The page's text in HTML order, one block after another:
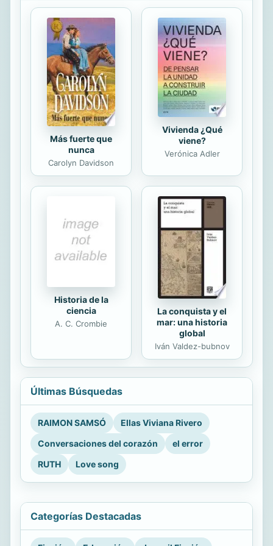
ya ni Alice (separada de él y
embarcada en un proyecto de
enseñanza de pintura a elefantes en
Tailandia) ni Jules (reconvertido en
perro de asistencia para epilépticos)
forman parte de su existencia y,
pese a...
Más fuerte que
nunca
Carolyn Davidson
Vivienda ¿Qué
viene?
Verónica Adler
Historia de la
ciencia
A. C. Crombie
La conquista y el
mar: una historia
global
Iván Valdez-bubnov
Últimas Búsquedas
RAIMON SAMSÓ
Ellas Viviana Rivero
Conversaciones del corazón
el error
RUTH
Love song
Categorías Destacadas